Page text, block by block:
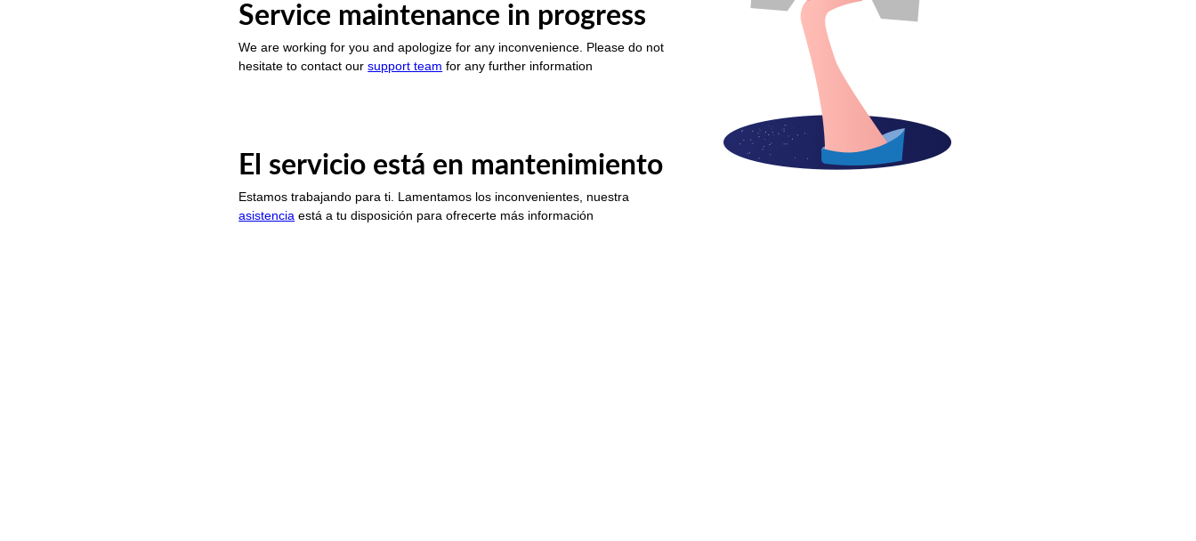
Service maintenance in progress
We are working for you and apologize for any inconvenience. Please do not
hesitate to contact oursupport team for any further information
El servicio está en mantenimiento
Estamos trabajando para ti. Lamentamos los inconvenientes, nuestra
asistencia está a tu disposición para ofrecerte más información